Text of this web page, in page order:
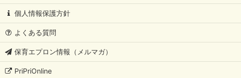
個人情報保護方針
よくある質問
保育エプロン情報（メルマガ）
PriPriOnline